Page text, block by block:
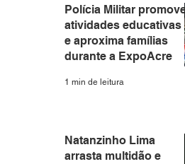
Polícia Militar promove
atividades educativas
e aproxima famílias
durante a ExpoAcre
1 min de leitura
Natanzinho Lima
arrasta multidão e